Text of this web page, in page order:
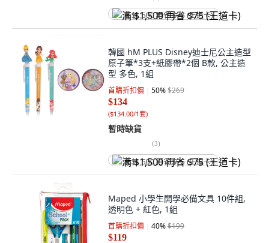
满 $1,500 再省 $75 (王道卡)
韓國 hM PLUS Disney迪士尼公主造型
原子筆*3支+紙膠帶*2個 B款, 公主造
型 多色, 1組
首購折扣價 50%$269
$134
($134.00/1套)
暫時缺貨
(3)
满 $1,500 再省 $75 (王道卡)
Maped 小學生開學必備文具 10件組,
透明色 + 紅色, 1組
首購折扣價 40%$199
$119